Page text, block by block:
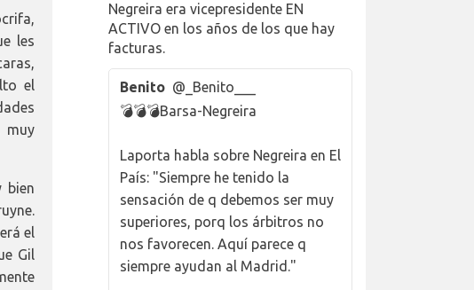
les
el
muy
bien
el
Gil
Negreira era vicepresidente EN
ACTIVO en los años de los que hay
facturas.
Benito @_Benito___
💣💣💣Barsa-Negreira
Laporta habla sobre Negreira en El
País: "Siempre he tenido la
sensación de q debemos ser muy
superiores, porq los árbitros no
nos favorecen. Aquí parece q
siempre ayudan al Madrid."